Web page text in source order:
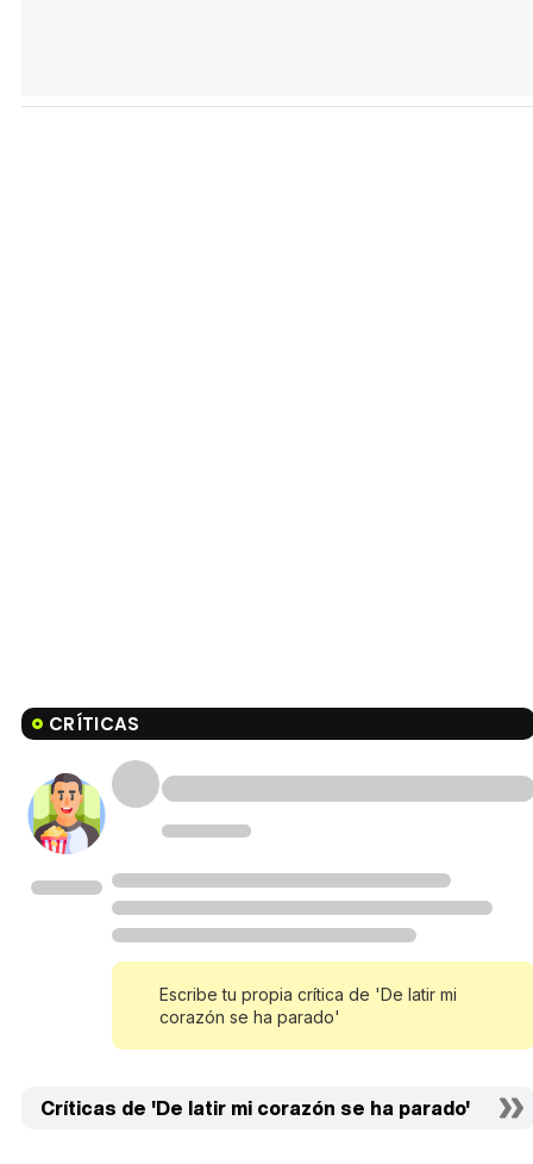
CRÍTICAS
Escribe tu propia crítica de 'De latir mi
corazón se ha parado'
Críticas de 'De latir mi corazón se ha parado'